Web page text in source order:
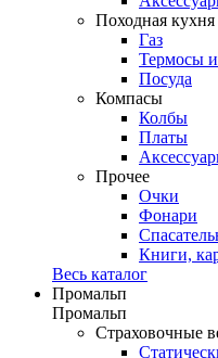
Походная кухня
Газ
Термосы
Посуда
Компасы
Колбы
Платы
Прочее
Очки
Фонари
Книги,
Весь каталог
Промальп
Промальп
Страховочные